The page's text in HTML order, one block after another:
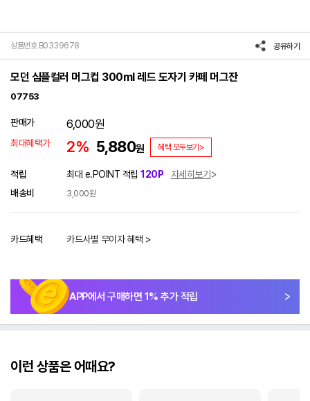
상품번호 B0339678 공유하기
모던 심플컬러 머그컵 300ml 레드 도자기 카페 머그잔
07753
판매가 6,000원
최대혜택가 2% 5,880원 혜택 모두보기>
적립 최대 e.POINT 적립 120P
자세히보기
배송비
3,000원
카드혜택 카드사별 무이자 혜택 >
APP에서 구매하면 1% 추가 적립
이런 상품은 어때요?